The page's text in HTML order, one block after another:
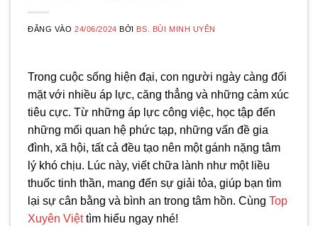
ĐĂNG VÀO24/06/2024 BỞI BS. BÙI MINH UYÊN
Trong cuộc sống hiện đại, con người ngày càng đối
mặt với nhiều áp lực, căng thẳng và những cảm xúc
tiêu cực. Từ những áp lực công việc, học tập đến
những mối quan hệ phức tạp, những vấn đề gia
đình, xã hội, tất cả đều tạo nên một gánh nặng tâm
lý khó chịu. Lúc này, viết chữa lành như một liều
thuốc tinh thần, mang đến sự giải tỏa, giúp bạn tìm
lại sự cân bằng và bình an trong tâm hồn. Cùng Top
Xuyên Việttìm hiểu ngay nhé!